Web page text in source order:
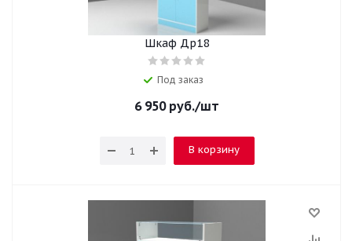
Шкаф Др18
Под заказ
6 950руб./шт
В корзину